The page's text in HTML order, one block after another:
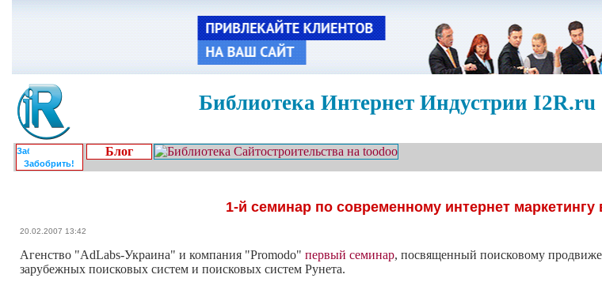
Библиотека Интернет Индустрии I2R.ru
Забобрить!
Блог
1-й семинар по современному интернет маркетингу
20.02.2007 13:42
Агенство "AdLabs-Украина" и компания "Promodo" первый семинар, посвященный поисковому
зарубежных поисковых систем и поисковых систем Рунета.